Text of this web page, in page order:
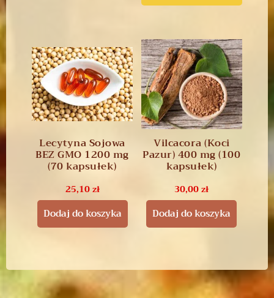
Lecytyna Sojowa
BEZ GMO 1200 mg
(70 kapsułek)
25,10zł
Dodaj do koszyka
Vilcacora (Koci
Pazur) 400 mg (100
kapsułek)
30,00zł
Dodaj do koszyka